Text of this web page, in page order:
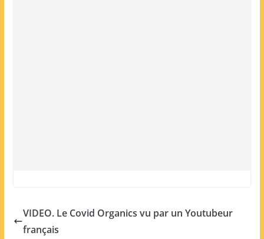
VIDEO. Le Covid Organics vu par un Youtubeur
français